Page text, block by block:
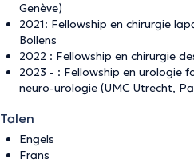
Genève)
2021: Fellowship en chirurgie
Bollens
2022 : Fellowship en chirurgie
2023 - : Fellowship en urologie
neuro-urologie (UMC Utrecht,
Talen
Engels
Frans